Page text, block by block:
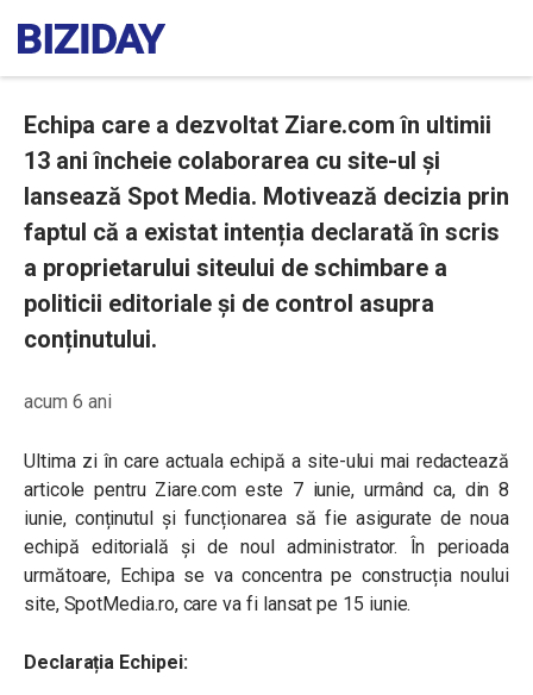
Echipa care a dezvoltat Ziare.com în ultimii
13 ani încheie colaborarea cu site-ul și
lansează Spot Media. Motivează decizia prin
faptul că a existat intenția declarată în scris
a proprietarului siteului de schimbare a
politicii editoriale și de control asupra
conținutului.
acum 6 ani
Ultima zi în care actuala echipă a site-ului mai redactează
articole pentru Ziare.com este 7 iunie, urmând ca, din 8
iunie, conținutul și funcționarea să fie asigurate de noua
echipă editorială și de noul administrator. În perioada
următoare, Echipa se va concentra pe construcția noului
site, SpotMedia.ro, care va fi lansat pe 15 iunie.
Declarația Echipei: